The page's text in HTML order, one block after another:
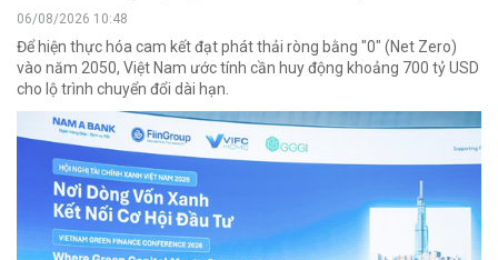
06/08/2026 10:48
Để hiện thực hóa cam kết đạt phát thải ròng bằng "0" (Net Zero)
vào năm 2050, Việt Nam ước tính cần huy động khoảng 700 tỷ USD
cho lộ trình chuyển đổi dài hạn.